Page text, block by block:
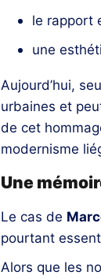
le rapport
une
Aujourd’hui,
urbaines et
de cet
modernisme
Une
Le cas de
pourtant
Alors que les